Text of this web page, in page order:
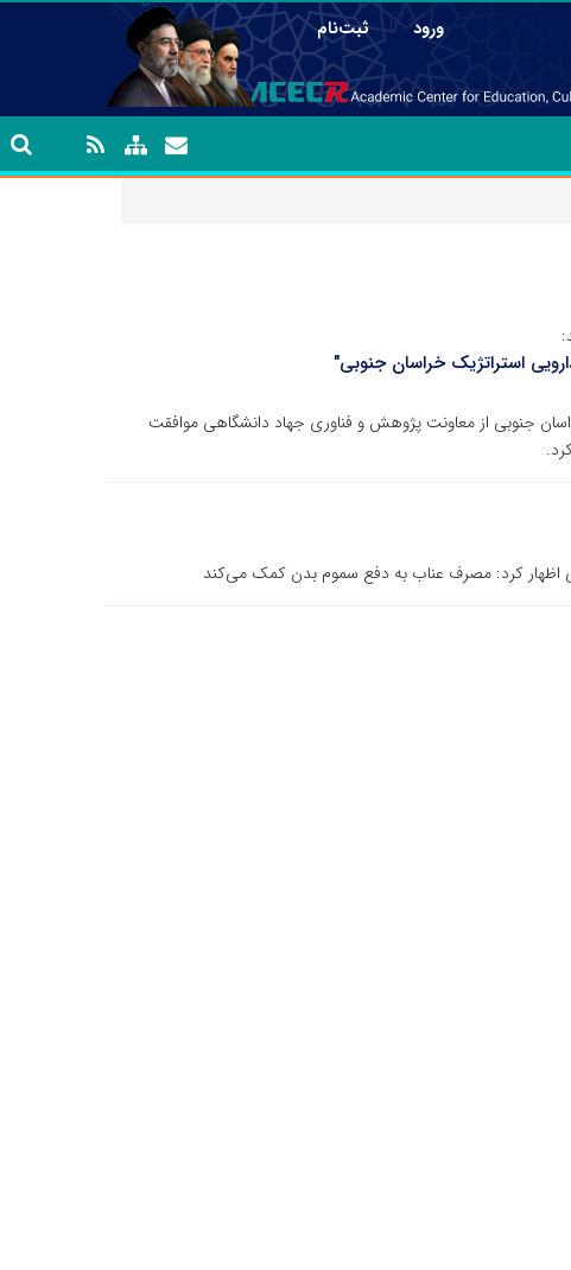
ورود | ثبت‌نام
استراتژیک خراسان جنوبی"
جنوبی از معاونت پژوهش و فناوری جهاد دانشگاهی موافقت
اظهار کرد: مصرف عناب به دفع سموم بدن کمک می‌کند